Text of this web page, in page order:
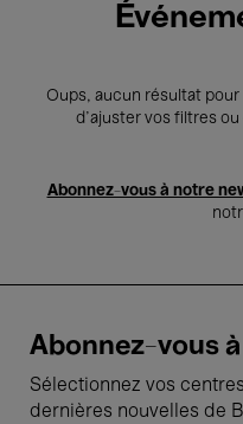
Oups, aucun résultat
d’ajuster vos filtres
Abonnez-vous à notre
Abonnez-vous
Sélectionnez vos
dernières nouvelles de